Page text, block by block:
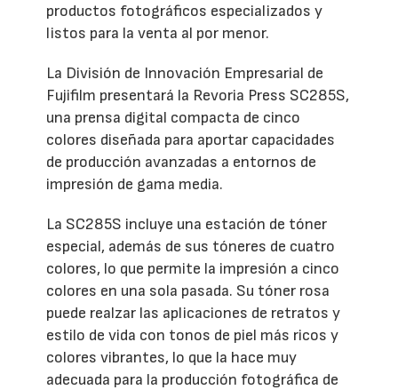
productos fotográficos especializados y
listos para la venta al por menor.
La División de Innovación Empresarial de
Fujifilm presentará la Revoria Press SC285S,
una prensa digital compacta de cinco
colores diseñada para aportar capacidades
de producción avanzadas a entornos de
impresión de gama media.
La SC285S incluye una estación de tóner
especial, además de sus tóneres de cuatro
colores, lo que permite la impresión a cinco
colores en una sola pasada. Su tóner rosa
puede realzar las aplicaciones de retratos y
estilo de vida con tonos de piel más ricos y
colores vibrantes, lo que la hace muy
adecuada para la producción fotográfica de